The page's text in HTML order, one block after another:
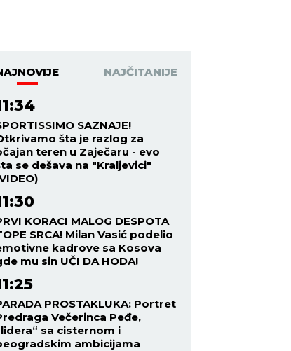
NAJČITANIJE
SAZNAJE!
šta je razlog za
teren u Zaječaru - evo
se dešava na "Kraljevici"
KORACI MALOG DESPOTA
SRCA! Milan Vasić podelio
kadrove sa Kosova
mu sin UČI DA HODA!
PROSTAKLUKA: Portret
Večerinca Peđe,
sa cisternom i
ambicijama